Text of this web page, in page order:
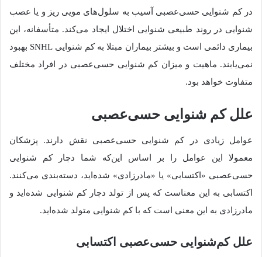
در کم شنوایی حسی‌عصبی آسیب به سلول‌های مویی ریز و یا عصب
شنوایی در روند طبیعی شنوایی اختلال ایجاد می‌کند. متأسفانه، این
بیماری دائمی است و بیشتر بیماران مبتلا به کم شنوایی SNHL بهبود
نمی‌یابند. ماهیت و میزان کم شنوایی حسی‌عصبی در افراد مختلف
متفاوت خواهد بود.
علل کم شنوایی حسی‌عصبی
عوامل زیادی در کم شنوایی حسی‌عصبی نقش دارند. پزشکان
معمولا این عوامل را بر اساس این‌که شما دچار کم‌ شنوایی
حسی‌عصبی «اکتسابی» یا «مادرزادی» شده‌اید، دسته‌بندی می‌کنند.
اکتسابی به این معناست که پس از تولد دچار کم‌ شنوایی شده‌اید و
مادرزادی به این معنی است که با کم شنوایی متولد شده‌اید.
علل کم‌شنوایی حسی‌عصبی اکتسابی